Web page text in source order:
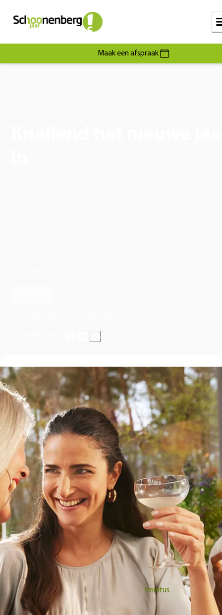
Maak een afspraak
De jaarwisseling wordt vaak feestelijk gevierd met vuurwerk. Een
mooie traditie, maar wel belangrijk om alert te zijn. Wanneer er
slachtoffers ontstaan denken we vaak aan letsel aan handen en
ogen, maar het knal vuurwerk kan ook de oren beschadigen. Bij
vuurwerk gaat het om impulslawaai.
Bij vuurwerk gaat het om impulslawaai. Dit betekent dat het
zeer snel en plots een hoog geluidsniveau bereikt. Juist dit geluid
schadelijk. Wanneer we weten dat er een knal gaat komen,
nog snel de spiertjes in ons middenoor aan, wat zorgt voor een
lichte bescherming van een paar decibel. Maar lang niet
om bij vuurwerk uit de gevarenzone te blijven.
Door een harde knal kun je last krijgen van ruis of een piep in de
Vaak herstelt het gehoor vanzelf en verdwijnt de piep, maar de
schade kan ook blijvend zijn. Heb je last van een blijvende piep of
ruis? Dan kan het zijn dat je last hebt van tinnitus